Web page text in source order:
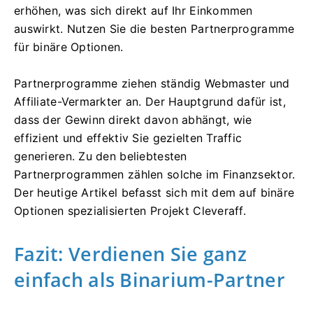
erhöhen, was sich direkt auf Ihr Einkommen
auswirkt. Nutzen Sie die besten Partnerprogramme
für binäre Optionen.
Partnerprogramme ziehen ständig Webmaster und
Affiliate-Vermarkter an. Der Hauptgrund dafür ist,
dass der Gewinn direkt davon abhängt, wie
effizient und effektiv Sie gezielten Traffic
generieren. Zu den beliebtesten
Partnerprogrammen zählen solche im Finanzsektor.
Der heutige Artikel befasst sich mit dem auf binäre
Optionen spezialisierten Projekt Cleveraff.
Fazit: Verdienen Sie ganz
einfach als Binarium-Partner